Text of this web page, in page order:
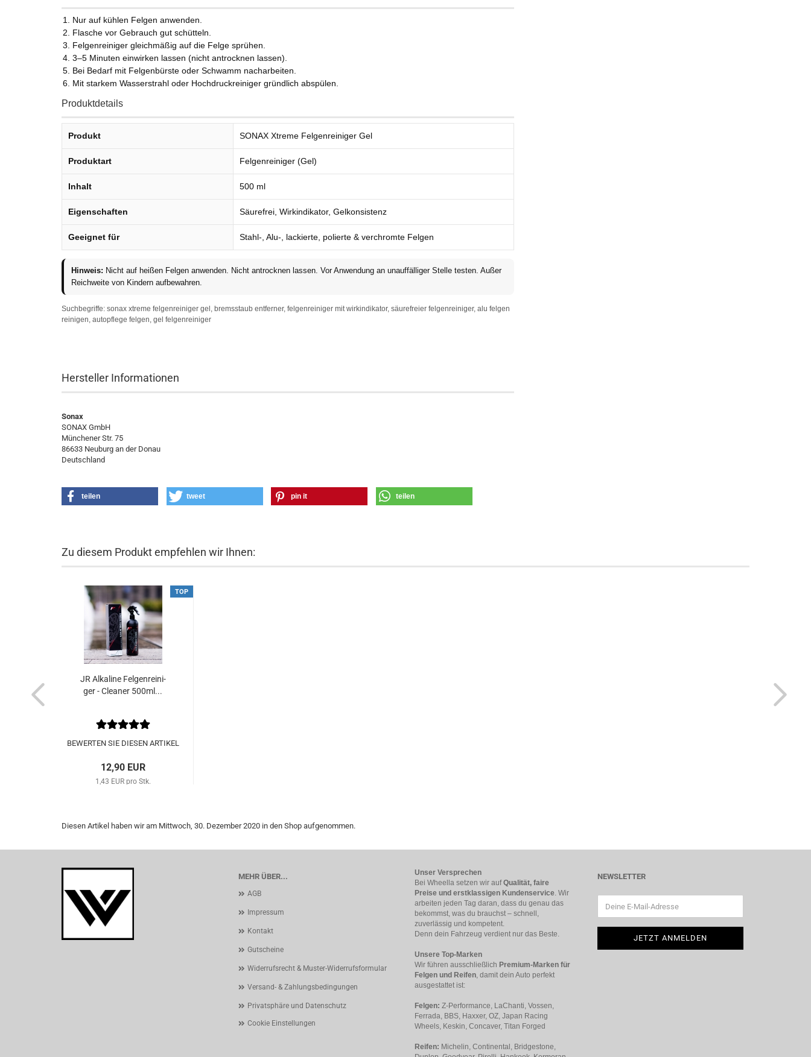
Nur auf kühlen Felgen anwenden.
Flasche vor Gebrauch gut schütteln.
Felgenreiniger gleichmäßig auf die Felge sprühen.
3–5 Minuten einwirken lassen (nicht antrocknen lassen).
Bei Bedarf mit Felgenbürste oder Schwamm nacharbeiten.
Mit starkem Wasserstrahl oder Hochdruckreiniger gründlich abspülen.
Produktdetails
Produkt SONAX Xtreme Felgenreiniger Gel
Produktart Felgenreiniger (Gel)
Inhalt 500 ml
Eigenschaften Säurefrei, Wirkindikator, Gelkonsistenz
Geeignet für Stahl-, Alu-, lackierte, polierte & verchromte Felgen
Hinweis: Nicht auf heißen Felgen anwenden. Nicht antrocknen lassen. Vor Anwendung an unauffälliger Stelle testen. Außer
Reichweite von Kindern aufbewahren.
Suchbegriffe: sonax xtreme felgenreiniger gel, bremsstaub entferner, felgenreiniger mit wirkindikator, säurefreier felgenreiniger, alu felgen
reinigen, autopflege felgen, gel felgenreiniger
Hersteller Informationen
Sonax
SONAX GmbH
Münchener Str. 75
86633 Neuburg an der Donau
Deutschland
teilen tweet pin it teilen
Zu diesem Produkt empfehlen wir Ihnen:
TOP
JR Al­ka­li­ne Fel­gen­rei­ni­
ger - Clea­ner 500ml...
BEWERTEN SIE DIESEN ARTIKEL
12,90 EUR
1,43 EUR pro Stk.
Diesen Artikel haben wir am Mittwoch, 30. Dezember 2020 in den Shop aufgenommen.
MEHR ÜBER...
AGB
Impressum
Kontakt
Gutscheine
Widerrufsrecht & Muster-Widerrufsformular
Versand- & Zahlungsbedingungen
Privatsphäre und Datenschutz
Cookie Einstellungen
Unser Versprechen
Bei Wheella setzen wir aufQualität, faire
Preise und erstklassigen Kundenservice. Wir
arbeiten jeden Tag daran, dass du genau das
bekommst, was du brauchst – schnell,
zuverlässig und kompetent.
Denn dein Fahrzeug verdient nur das Beste.
Unsere Top-Marken
Wir führen ausschließlich Premium-Marken für
Felgen und Reifen, damit dein Auto perfekt
ausgestattet ist:
Felgen: Z-Performance, LaChanti, Vossen,
Ferrada, BBS, Haxxer, OZ, Japan Racing
Wheels, Keskin, Concaver, Titan Forged
Reifen: Michelin, Continental, Bridgestone,
NEWSLETTER